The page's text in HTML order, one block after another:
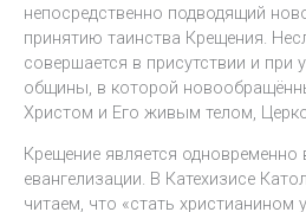
непосредственно подводящий
принятию таинства Крещения.
совершается в присутствии и при
общины, в которой
Христом и Его живым телом,
Крещение является
евангелизации. В Катехизисе
читаем, что «стать христианином